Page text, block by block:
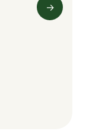
→